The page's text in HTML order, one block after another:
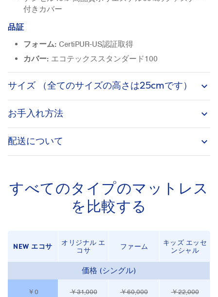
付きカバー
品証
フォーム: CertiPUR-US認証取得
カバー: エコテックススタンダード100
サイズ （全てのサイズの高さは25cmです） keyboard_arrow_down
お手入れ方法 keyboard_arrow_down
配送について keyboard_arrow_down
すべてのタイプのマットレス
を比較する
NEW エコサ
オリジナル エ
コサ
ファーム
キッズ エッセ
ンシャル
価格 (シングル)
￥0
￥31,000
￥60,000
￥22,000